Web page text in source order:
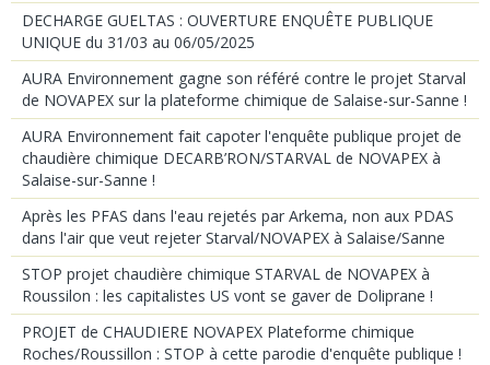
DECHARGE GUELTAS : OUVERTURE ENQUÊTE PUBLIQUE
UNIQUE du 31/03 au 06/05/2025
AURA Environnement gagne son référé contre le projet Starval
de NOVAPEX sur la plateforme chimique de Salaise-sur-Sanne !
AURA Environnement fait capoter l'enquête publique projet de
chaudière chimique DECARB’RON/STARVAL de NOVAPEX à
Salaise-sur-Sanne !
Après les PFAS dans l'eau rejetés par Arkema, non aux PDAS
dans l'air que veut rejeter Starval/NOVAPEX à Salaise/Sanne
STOP projet chaudière chimique STARVAL de NOVAPEX à
Roussilon : les capitalistes US vont se gaver de Doliprane !
PROJET de CHAUDIERE NOVAPEX Plateforme chimique
Roches/Roussillon : STOP à cette parodie d'enquête publique !